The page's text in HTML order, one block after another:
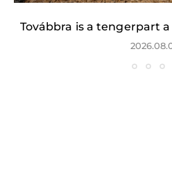
Továbbra is a tengerpart